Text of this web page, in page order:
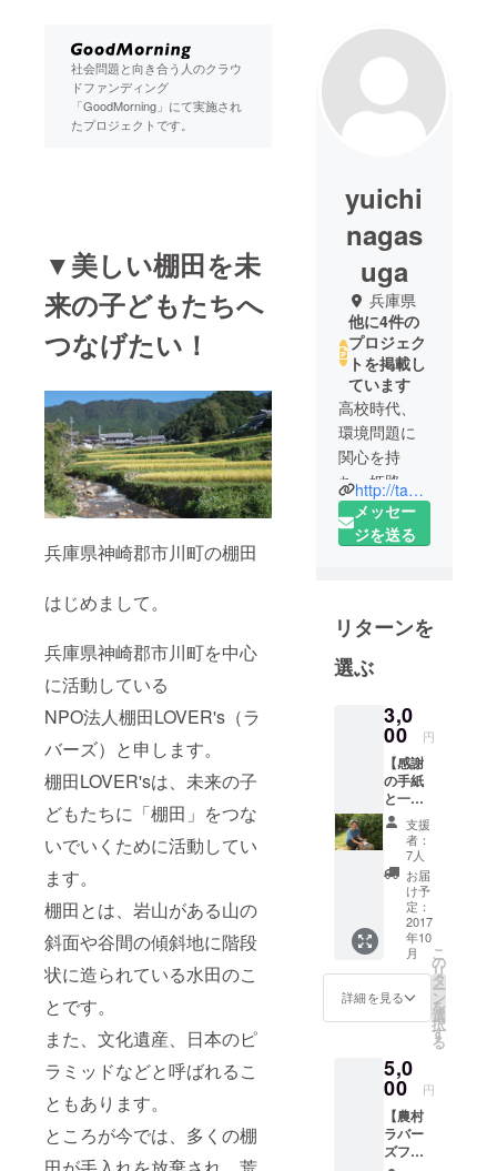
社会問題と向き合う人のクラウ
ドファンディング
「GoodMorning」にて実施され
たプロジェクトです。
▼美しい棚田を未
来の子どもたちへ
つなげたい！
兵庫県神崎郡市川町の棚田
はじめまして。
兵庫県神崎郡市川町を中心
に活動している
NPO法人棚田LOVER's（ラ
バーズ）と申します。
棚田LOVER'sは、未来の子
どもたちに「棚田」をつな
いでいくために活動してい
ます。
棚田とは、岩山がある山の
斜面や谷間の傾斜地に階段
状に造られている水田のこ
とです。
また、文化遺産、日本のピ
ラミッドなどと呼ばれるこ
ともあります。
ところが今では、多くの棚
yuichi
nagas
uga
兵庫県
他に4件の
プロジェク
トを掲載し
ています
高校時代、
環境問題に
関心を持
ち、姫路工
業大学環境
人間学部、
究科卒業。
環境と人間
野の枠を越
えて、総合
的に学び、
そして、環
境教育が環
境問題に重
要な役割を
果たすと気
付き、研究
を行う
その中で棚
田と出会
い、環境教
つながりを
強く感じ
そして、地
域の方々か
http://tanadalove.com/
メッセー
ジを送る
リターンを
選ぶ
3,0
00 円
【感謝
の手紙
と一合
一会の
棚田米
一合】
スタッ
フ井上
瑞紀が
感謝手
紙を書
きま
す。 一
合一会
（一期
一会）
棚田米
一合を
プレゼ
ントし
ます。
支援
者：
7人
お届
け予
定：
2017
年10
月
詳細を見る
こ
の
リ
タ
ー
ン
を
選
択
す
る
5,0
00 円
【農村
ラバー
ズフェ